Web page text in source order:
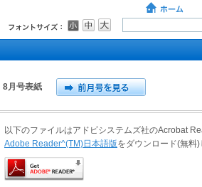
8月号表紙
以下のファイルはアドビシステムズ社のAcrobat
Adobe Reader^(TM)日本語版をダウンロード(無料)